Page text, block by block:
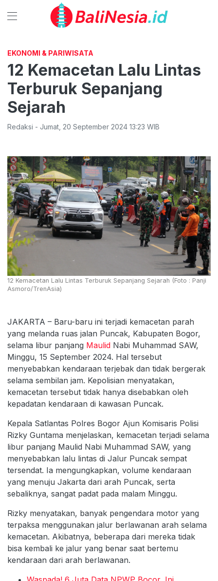
EKONOMI & PARIWISATA
12 Kemacetan Lalu Lintas
Terburuk Sepanjang
Sejarah
Redaksi - Jumat 20 September 2024 13:23 WIB
12 Kemacetan Lalu Lintas Terburuk Sepanjang Sejarah (Foto : Panji
Asmoro/TrenAsia)
JAKARTA – Baru-baru ini terjadi kemacetan parah
yang melanda ruas jalan Puncak, Kabupaten Bogor,
selama libur panjang Maulid Nabi Muhammad SAW,
Minggu, 15 September 2024. Hal tersebut
menyebabkan kendaraan terjebak dan tidak bergerak
selama sembilan jam. Kepolisian menyatakan,
kemacetan tersebut tidak hanya disebabkan oleh
kepadatan kendaraan di kawasan Puncak.
Kepala Satlantas Polres Bogor Ajun Komisaris Polisi
Rizky Guntama menjelaskan, kemacetan terjadi selama
libur panjang Maulid Nabi Muhammad SAW, yang
menyebabkan lalu lintas di Jalur Puncak sempat
tersendat. Ia mengungkapkan, volume kendaraan
yang menuju Jakarta dari arah Puncak, serta
sebaliknya, sangat padat pada malam Minggu.
Rizky menyatakan, banyak pengendara motor yang
terpaksa menggunakan jalur berlawanan arah selama
kemacetan. Akibatnya, beberapa dari mereka tidak
bisa kembali ke jalur yang benar saat bertemu
kendaraan dari arah berlawanan.